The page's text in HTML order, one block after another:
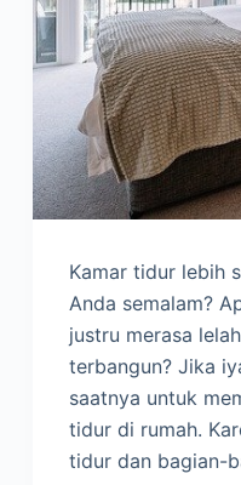
Kamar tidur lebih
Anda semalam?
justru merasa
terbangun? Jika
saatnya untuk
tidur di rumah.
tidur dan bagian-